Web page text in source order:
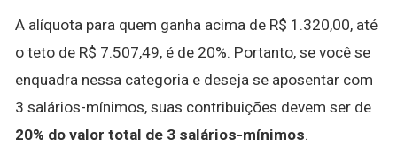
A alíquota para quem ganha acima de R$ 1.320,00, até
o teto de R$ 7.507,49, é de 20%. Portanto, se você se
enquadra nessa categoria e deseja se aposentar com
3 salários-mínimos, suas contribuições devem ser de
20% do valor total de 3 salários-mínimos.